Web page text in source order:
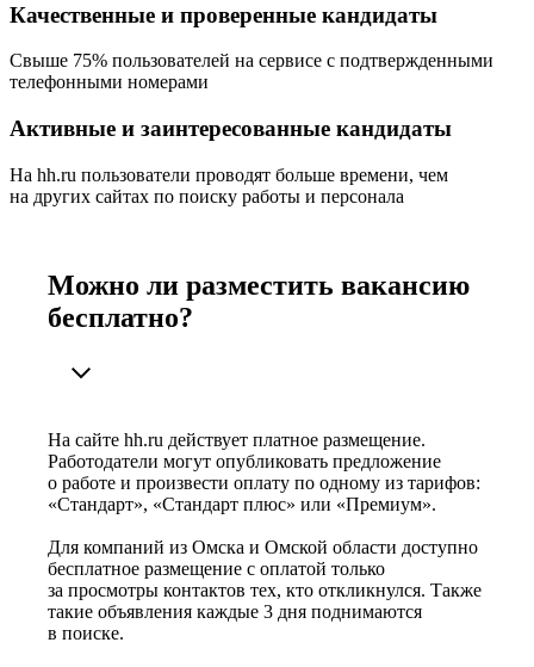
Качественные и проверенные кандидаты
Свыше 75% пользователей на сервисе с подтвержденными
телефонными номерами
Активные и заинтересованные кандидаты
На hh.ru пользователи проводят больше времени, чем
на других сайтах по поиску работы и персонала
Можно ли разместить вакансию
бесплатно?
На сайте hh.ru действует платное размещение.
Работодатели могут опубликовать предложение
о работе и произвести оплату по одному из тарифов:
«Стандарт», «Стандарт плюс» или «Премиум».
Для компаний из Омска и Омской области доступно
бесплатное размещение с оплатой только
за просмотры контактов тех, кто откликнулся. Также
такие объявления каждые 3 дня поднимаются
в поиске.